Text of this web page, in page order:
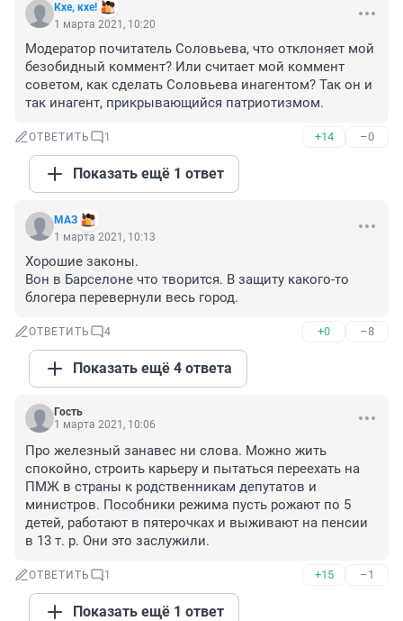
Кхе, кхе!
1 марта 2021, 10:20
Модератор почитатель Соловьева, что отклоняет мой
безобидный коммент? Или считает мой коммент
советом, как сделать Соловьева инагентом? Так он и
так инагент, прикрывающийся патриотизмом.
ОТВЕТИТЬ 1 +14 –0
Показать ещё 1 ответ
МАЗ
1 марта 2021, 10:13
Хорошие законы.
Вон в Барселоне что творится. В защиту какого-то
блогера перевернули весь город.
ОТВЕТИТЬ 4 +0 –8
Показать ещё 4 ответа
Гость
1 марта 2021, 10:06
Про железный занавес ни слова. Можно жить
спокойно, строить карьеру и пытаться переехать на
ПМЖ в страны к родственникам депутатов и
министров. Пособники режима пусть рожают по 5
детей, работают в пятерочках и выживают на пенсии
в 13 т. р. Они это заслужили.
ОТВЕТИТЬ 1 +15 –1
Показать ещё 1 ответ